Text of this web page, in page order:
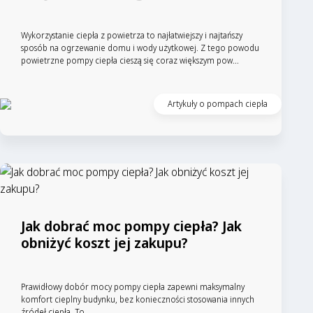
Wykorzystanie ciepła z powietrza to najłatwiejszy i najtańszy
sposób na ogrzewanie domu i wody użytkowej. Z tego powodu
powietrzne pompy ciepła cieszą się coraz większym pow...
Artykuły o pompach ciepła
Jak dobrać moc pompy ciepła? Jak
obniżyć koszt jej zakupu?
Prawidłowy dobór mocy pompy ciepła zapewni maksymalny
komfort cieplny budynku, bez konieczności stosowania innych